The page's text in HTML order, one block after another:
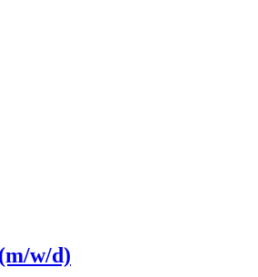
w/d)